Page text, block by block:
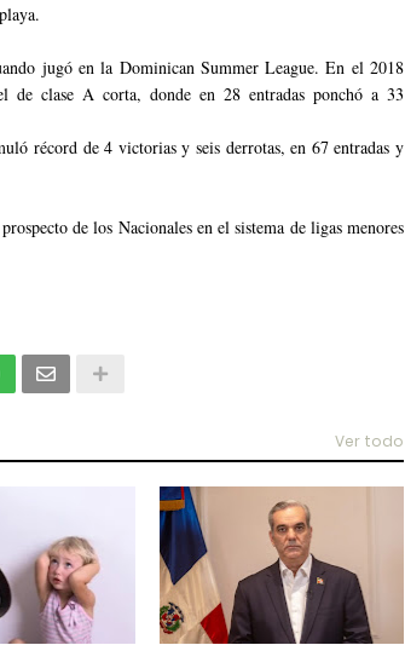
jugó en la Dominican Summer League. En el 2018
clase A corta, donde en 28 entradas ponchó a 33
récord de 4 victorias y seis derrotas, en 67 entradas y
de los Nacionales en el sistema de ligas menores
Ver todo